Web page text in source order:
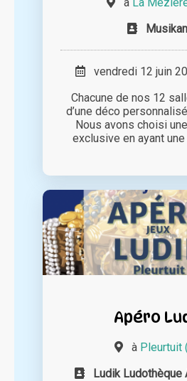
vendredi 12 juin
Chacune de nos 12
d’une déco
Nous avons choisi
exclusive en ayant une
Apéro
à Pleurtuit
Ludik